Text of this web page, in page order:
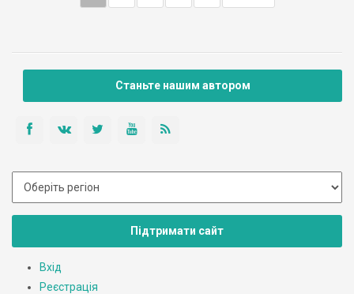
Станьте нашим автором
Підтримати сайт
Вхід
Реєстрація